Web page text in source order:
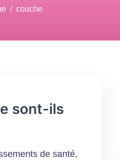
couche
sont-ils
de santé,